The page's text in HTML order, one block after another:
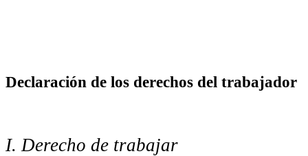
Declaración de los derechos del trabajador
I. Derecho de trabajar